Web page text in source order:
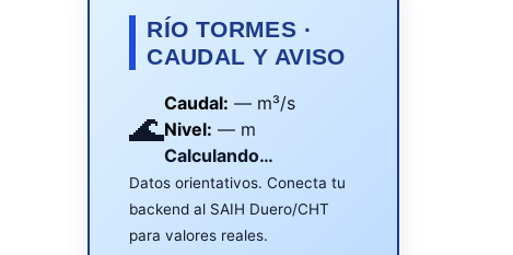
RÍO TORMES ·
CAUDAL Y AVISO
🌊
Caudal: — m³/s
Nivel: — m
Calculando…
Datos orientativos. Conecta tu
backend al SAIH Duero/CHT
para valores reales.